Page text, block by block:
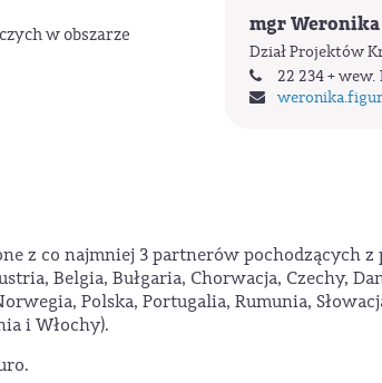
mgr
Dział Projektów
22 234 + wew.
w obszarze
z co najmniej 3 partnerów pochodzących z
Belgia, Bułgaria, Chorwacja, Czechy,
Polska, Portugalia, Rumunia,
i Włochy).